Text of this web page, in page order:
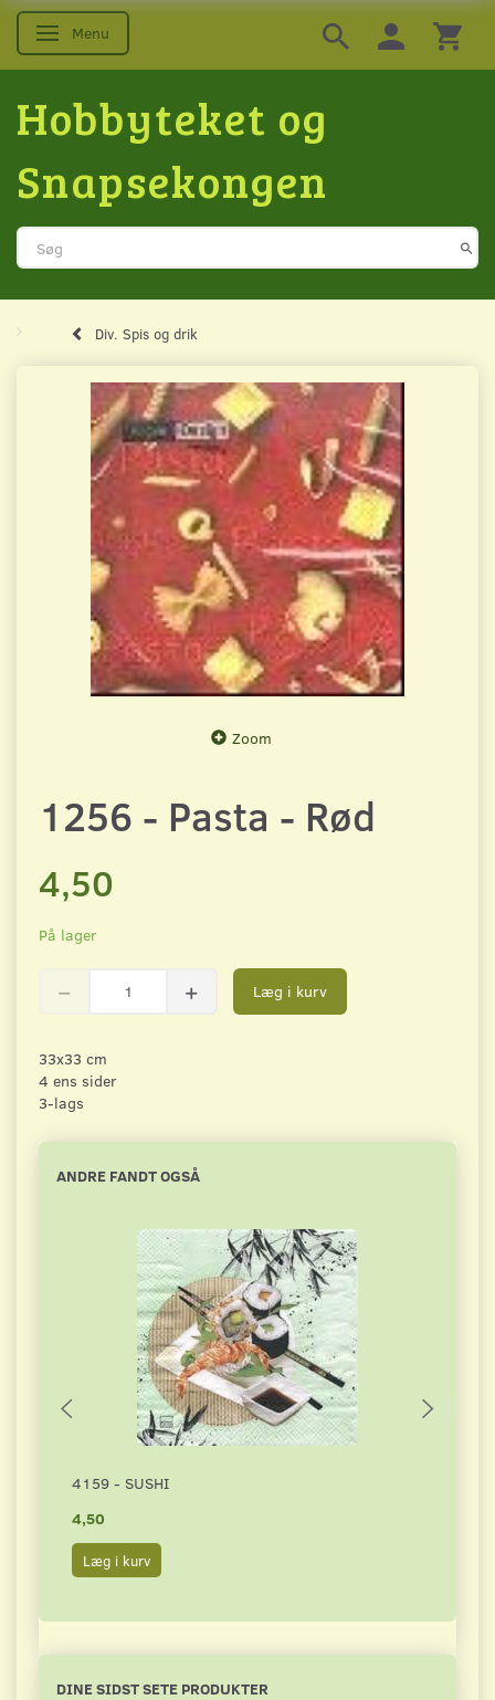
Skifte navigation
Menu
Hobbyteket og
Snapsekongen
Div. Spis og drik
Zoom
1256 - Pasta - Rød
4,50
På lager
Læg i kurv
33x33 cm
4 ens sider
3-lags
ANDRE FANDT OGSÅ
4159 - SUSHI
4,50
Læg i kurv
DINE SIDST SETE PRODUKTER